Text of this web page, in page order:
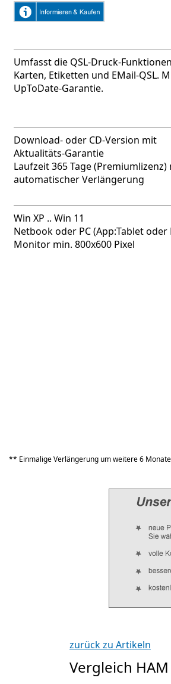
Umfasst die QSL-Druck-
Karten, Etiketten und EMail-QSL.
UpToDate-Garantie.
Download- oder CD-Version mit
Aktualitäts-Garantie
Laufzeit 365 Tage (Premiumlizenz)
automatischer Verlängerung
Win XP .. Win 11
Netbook oder PC (App:Tablet oder
Monitor min. 800x600 Pixel
** Einmalige Verlängerung um weitere 6
zurück zu Artikeln
Vergleich